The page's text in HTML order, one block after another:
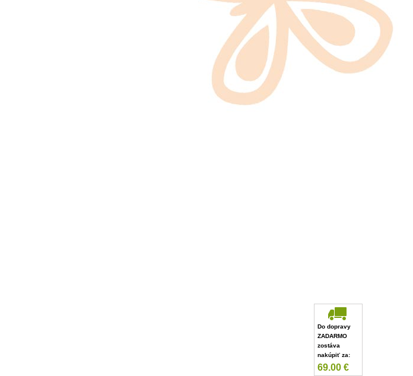
Do dopravy
ZADARMO
zostáva
nakúpiť za:
69.00 €